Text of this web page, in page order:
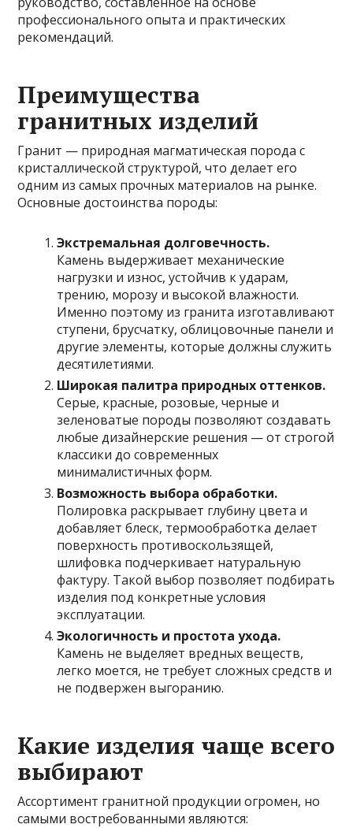
профессионального опыта и практических
рекомендаций.
Преимущества
гранитных изделий
Гранит — природная магматическая порода с
кристаллической структурой, что делает его
одним из самых прочных материалов на рынке.
Основные достоинства породы:
Экстремальная долговечность.
Камень выдерживает механические
нагрузки и износ, устойчив к ударам,
трению, морозу и высокой влажности.
Именно поэтому из гранита изготавливают
ступени, брусчатку, облицовочные панели и
другие элементы, которые должны служить
десятилетиями.
Широкая палитра природных оттенков.
Серые, красные, розовые, черные и
зеленоватые породы позволяют создавать
любые дизайнерские решения — от строгой
классики до современных
минималистичных форм.
Возможность выбора обработки.
Полировка раскрывает глубину цвета и
добавляет блеск, термообработка делает
поверхность противоскользящей,
шлифовка подчеркивает натуральную
фактуру. Такой выбор позволяет подбирать
изделия под конкретные условия
эксплуатации.
Экологичность и простота ухода.
Камень не выделяет вредных веществ,
легко моется, не требует сложных средств и
не подвержен выгоранию.
Какие изделия чаще всего
выбирают
Ассортимент гранитной продукции огромен, но
самыми востребованными являются: